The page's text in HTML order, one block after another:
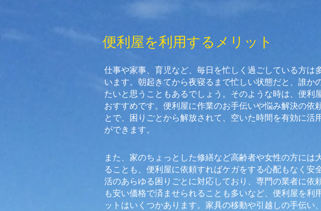
便利屋を利用するメリット
仕事や家事、育児など、毎日を忙しく過ごしている方は
います。朝起きてから夜寝るまで忙しい状態だと、誰か
たいと思うこともあるでしょう。そのような時は、便利
おすすめです。便利屋に作業のお手伝いや悩み解決の依
とで、困りごとから解放されて、空いた時間を有効に活
ができます。
また、家のちょっとした修繕など高齢者や女性の方には
ることも、便利屋に依頼すればケガをする心配もなく安
活のあらゆる困りごとに対応しており、専門の業者に依
も安い価格で済ませられることも多いなど、便利屋を利
ットはいくつかあります。家具の移動や引越しの手伝い